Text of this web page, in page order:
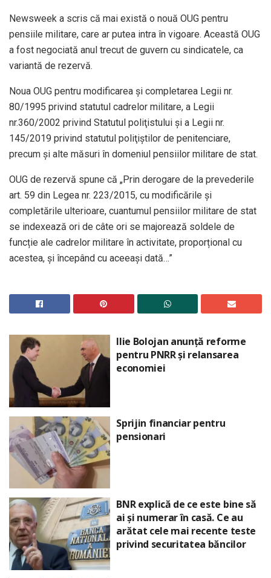
Newsweek a scris că mai există o nouă OUG pentru
pensiile militare, care ar putea intra în vigoare. Această OUG
a fost negociată anul trecut de guvern cu sindicatele, ca
variantă de rezervă.
Noua OUG pentru modificarea şi completarea Legii nr.
80/1995 privind statutul cadrelor militare, a Legii
nr.360/2002 privind Statutul poliţistului și a Legii nr.
145/2019 privind statutul poliţiștilor de penitenciare,
precum și alte măsuri în domeniul pensiilor militare de stat.
OUG de rezervă spune că „Prin derogare de la prevederile
art. 59 din Legea nr. 223/2015, cu modificările și
completările ulterioare, cuantumul pensiilor militare de stat
se indexează ori de câte ori se majorează soldele de
funcție ale cadrelor militare în activitate, proporțional cu
acestea, și începând cu aceeași dată…”
Ilie Bolojan anunță reforme
pentru PNRR și relansarea
economiei
Sprijin financiar pentru
pensionari
BNR explică de ce este bine să
ai și numerar în casă. Ce au
arătat cele mai recente teste
privind securitatea băncilor